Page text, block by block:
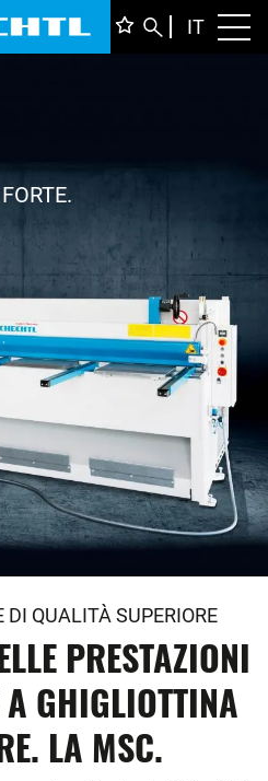
IT
QUALITÀ SUPERIORE
PRESTAZIONI
A GHIGLIOTTINA
LA MSC.